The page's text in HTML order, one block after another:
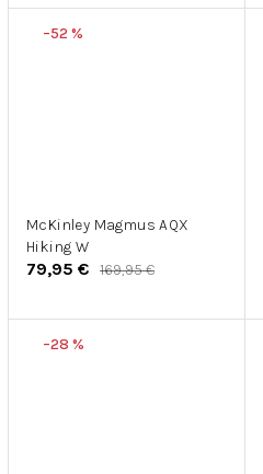
–52 %
McKinley Magmus AQX
Hiking W
79,95 € 169,95 €
–28 %